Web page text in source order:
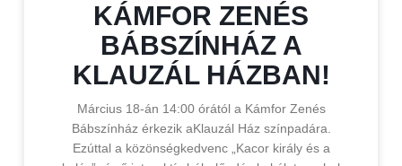
KÁMFOR ZENÉS
BÁBSZÍNHÁZ A
KLAUZÁL HÁZBAN!
Március 18-án 14:00 órától a Kámfor Zenés
Bábszínház érkezik aKlauzál Ház színpadára.
Ezúttal a közönségkedvenc „Kacor király és a